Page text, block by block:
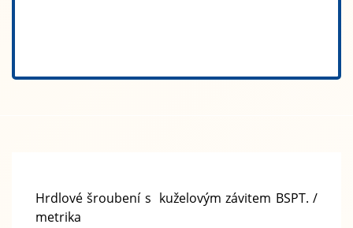
Hrdlové šroubení s kuželovým závitem BSPT. /
metrika